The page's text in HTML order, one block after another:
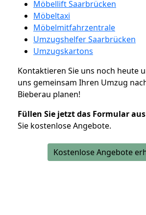
Möbellift Saarbrücken
Möbeltaxi
Möbelmitfahrzentrale
Umzugshelfer Saarbrücken
Umzugskartons
Kontaktieren Sie uns noch heute
uns gemeinsam Ihren Umzug
Bieberau planen!
Füllen Sie jetzt das Formular aus
Sie kostenlose Angebote.
Kostenlose Angebote